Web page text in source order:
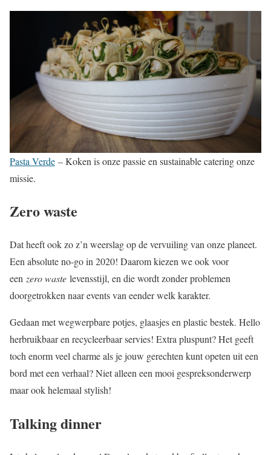
Pasta Verde – Koken is onze passie en sustainable catering onze
missie.
Zero waste
Dat heeft ook zo z’n weerslag op de vervuiling van onze planeet.
Een absolute no-go in 2020! Daarom kiezen we ook voor
een zero waste levensstijl, en die wordt zonder problemen
doorgetrokken naar events van eender welk karakter.
Gedaan met wegwerpbare potjes, glaasjes en plastic bestek. Hello
herbruikbaar en recycleerbaar servies! Extra pluspunt? Het geeft
toch enorm veel charme als je jouw gerechten kunt opeten uit een
bord met een verhaal? Niet alleen een mooi gespreksonderwerp
maar ook helemaal stylish!
Talking dinner